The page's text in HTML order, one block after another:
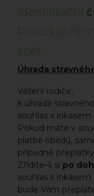
identifikační
Pokud je čip
zpět.
Úhrada
Vážení rodiče,
k úhradě
souhlas s
Pokud máte v
platbě obědů,
případné
Zřídíte–li si po
souhlas s
bude Vám